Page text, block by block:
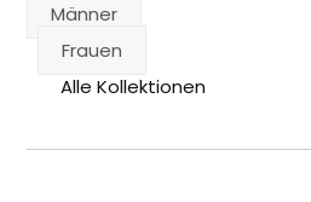
Männer
Frauen
Alle Kollektionen